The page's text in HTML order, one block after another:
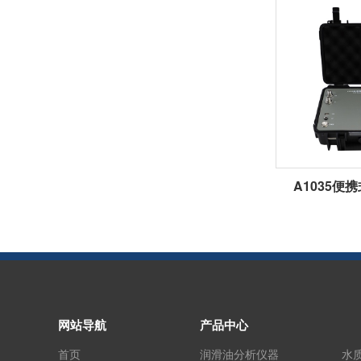
A1035便
网站导航
首页
产品中心
润滑油分析仪器 水